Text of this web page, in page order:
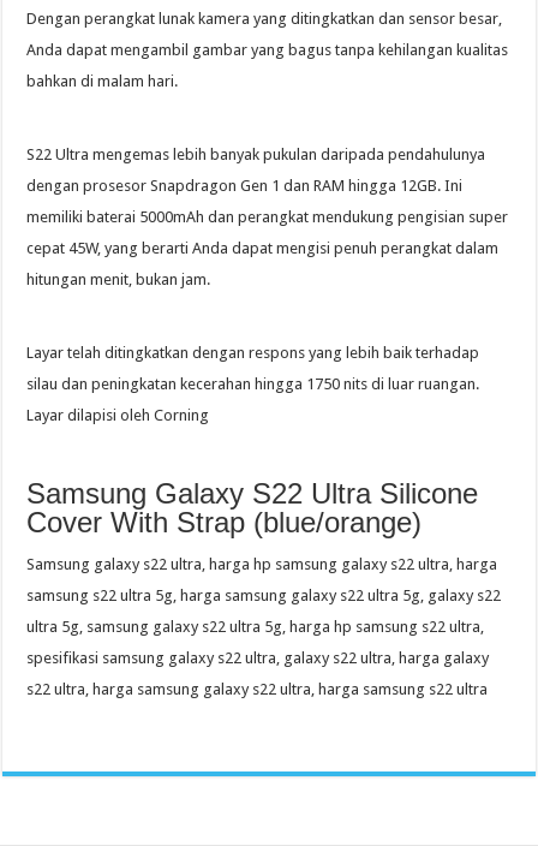
Dengan perangkat lunak kamera yang ditingkatkan dan sensor besar,
Anda dapat mengambil gambar yang bagus tanpa kehilangan kualitas
bahkan di malam hari.
S22 Ultra mengemas lebih banyak pukulan daripada pendahulunya
dengan prosesor Snapdragon Gen 1 dan RAM hingga 12GB. Ini
memiliki baterai 5000mAh dan perangkat mendukung pengisian super
cepat 45W, yang berarti Anda dapat mengisi penuh perangkat dalam
hitungan menit, bukan jam.
Layar telah ditingkatkan dengan respons yang lebih baik terhadap
silau dan peningkatan kecerahan hingga 1750 nits di luar ruangan.
Layar dilapisi oleh Corning
Samsung Galaxy S22 Ultra Silicone
Cover With Strap (blue/orange)
Samsung galaxy s22 ultra, harga hp samsung galaxy s22 ultra, harga
samsung s22 ultra 5g, harga samsung galaxy s22 ultra 5g, galaxy s22
ultra 5g, samsung galaxy s22 ultra 5g, harga hp samsung s22 ultra,
spesifikasi samsung galaxy s22 ultra, galaxy s22 ultra, harga galaxy
s22 ultra, harga samsung galaxy s22 ultra, harga samsung s22 ultra